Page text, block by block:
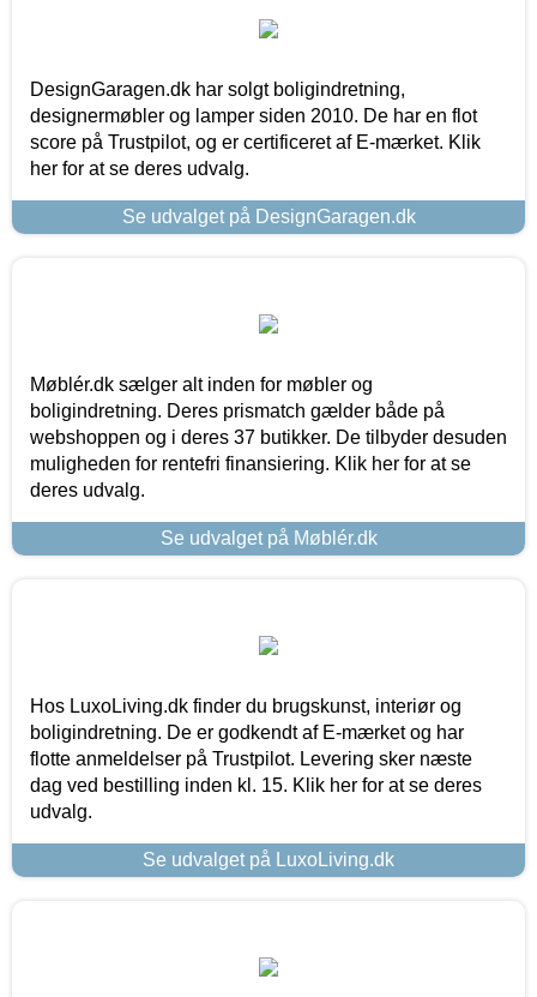
DesignGaragen.dk har solgt boligindretning,
designermøbler og lamper siden 2010. De har en flot
score på Trustpilot, og er certificeret af E-mærket. Klik
her for at se deres udvalg.
Se udvalget på DesignGaragen.dk
Møblér.dk sælger alt inden for møbler og
boligindretning. Deres prismatch gælder både på
webshoppen og i deres 37 butikker. De tilbyder desuden
muligheden for rentefri finansiering. Klik her for at se
deres udvalg.
Se udvalget på Møblér.dk
Hos LuxoLiving.dk finder du brugskunst, interiør og
boligindretning. De er godkendt af E-mærket og har
flotte anmeldelser på Trustpilot. Levering sker næste
dag ved bestilling inden kl. 15. Klik her for at se deres
udvalg.
Se udvalget på LuxoLiving.dk